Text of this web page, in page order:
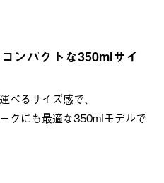
ンパクトな350mlサイ
べるサイズ感で、
クにも最適な350mlモデルで